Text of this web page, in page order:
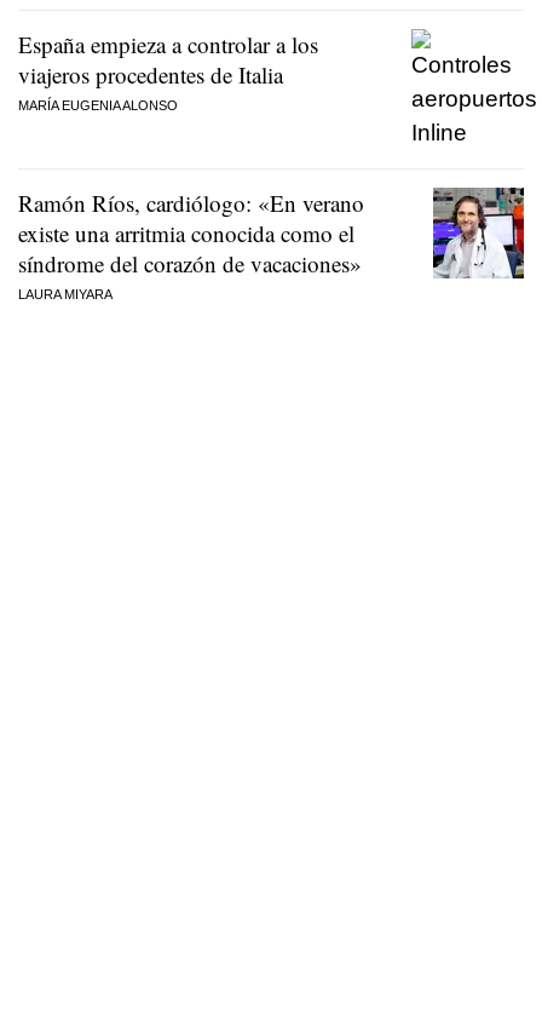
España empieza a controlar a los
viajeros procedentes de Italia
MARÍA EUGENIA ALONSO
Ramón Ríos, cardiólogo: «En verano
existe una arritmia conocida como el
síndrome del corazón de vacaciones»
LAURA MIYARA